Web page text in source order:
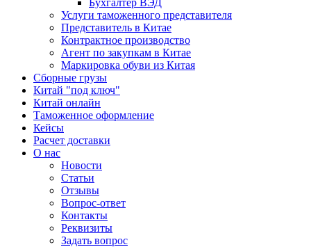
Бухгалтер ВЭД
Услуги таможенного представителя
Представитель в Китае
Контрактное производство
Агент по закупкам в Китае
Маркировка обуви из Китая
Сборные грузы
Китай "под ключ"
Китай онлайн
Таможенное оформление
Кейсы
Расчет доставки
О нас
Новости
Статьи
Отзывы
Вопрос-ответ
Контакты
Реквизиты
Задать вопрос